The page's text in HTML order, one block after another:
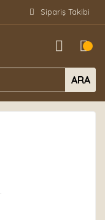
Sipariş Takibi
ARA